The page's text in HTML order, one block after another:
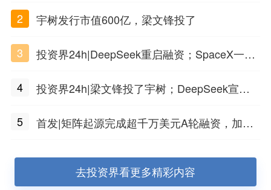
2
宇树发行市值600亿，梁文锋投了
3
投资界24h|DeepSeek重启融资；SpaceX一夜
4
投资界24h|梁文锋投了宇树；DeepSeek宣布
5
首发|矩阵起源完成超千万美元A轮融资，加速
去投资界看更多精彩内容